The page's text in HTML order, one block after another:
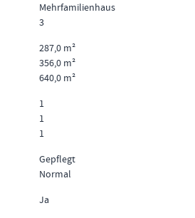
Mehrfamilienhaus
3
287,0 m²
356,0 m²
640,0 m²
1
1
1
Gepflegt
Normal
Ja